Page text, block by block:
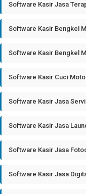
Software Kasir Jasa
Software Kasir Bengkel
Software Kasir Bengkel
Software Kasir Cuci
Software Kasir Jasa
Software Kasir Jasa
Software Kasir Jasa
Software Kasir Jasa